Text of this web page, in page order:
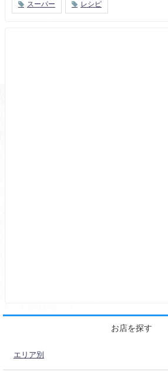
スーパー レシピ
お店を探す
エリア別